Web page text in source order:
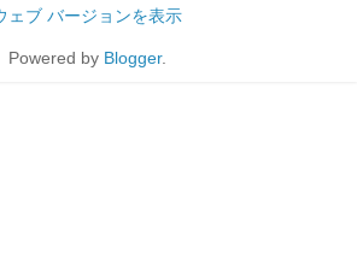
ェブ バージョンを表示
Powered by Blogger.